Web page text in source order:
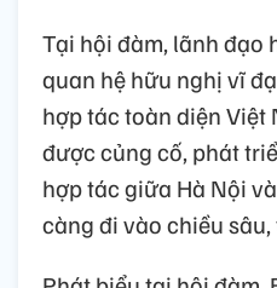
Tại hội đàm, lãnh đạo
quan hệ hữu nghị vĩ
hợp tác toàn diện Việt
được củng cố, phát
hợp tác giữa Hà Nội
càng đi vào chiều